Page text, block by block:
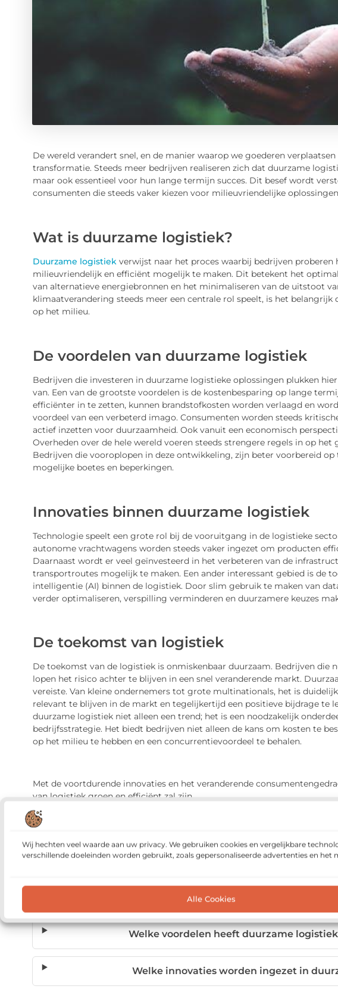
Wij hechten veel waarde aan uw privacy. We gebruiken cookies en vergelijkbare
verschillende doeleinden worden gebruikt, zoals gepersonaliseerde advertenties en het
Alle Cookies
De wereld verandert snel, en de manier waarop we goederen
transformatie. Steeds meer bedrijven realiseren zich dat duurzame
maar ook essentieel voor hun lange termijn succes. Dit besef wordt
consumenten die steeds vaker kiezen voor milieuvriendelijke
Wat is duurzame logistiek?
Duurzame logistiekverwijst naar het proces waarbij bedrijven proberen
milieuvriendelijk en efficiënt mogelijk te maken. Dit betekent het
van alternatieve energiebronnen en het minimaliseren van de uitstoot
klimaatverandering steeds meer een centrale rol speelt, is het
op het milieu.
De voordelen van duurzame logistiek
Bedrijven die investeren in duurzame logistieke oplossingen plukken
van. Een van de grootste voordelen is de kostenbesparing op lange
efficiënter in te zetten, kunnen brandstofkosten worden verlaagd en
voordeel van een verbeterd imago. Consumenten worden steeds
actief inzetten voor duurzaamheid. Ook vanuit een economisch
Overheden over de hele wereld voeren steeds strengere regels in op
Bedrijven die vooroplopen in deze ontwikkeling, zijn beter voorbereid
mogelijke boetes en beperkingen.
Innovaties binnen duurzame logistiek
Technologie speelt een grote rol bij de vooruitgang in de logistieke
autonome vrachtwagens worden steeds vaker ingezet om producten
Daarnaast wordt er veel geïnvesteerd in het verbeteren van de
transportroutes mogelijk te maken. Een ander interessant gebied is de
intelligentie (AI) binnen de logistiek. Door slim gebruik te maken van
verder optimaliseren, verspilling verminderen en duurzamere keuzes
De toekomst van logistiek
De toekomst van de logistiek is onmiskenbaar duurzaam. Bedrijven die
lopen het risico achter te blijven in een snel veranderende markt.
vereiste. Van kleine ondernemers tot grote multinationals, het is
relevant te blijven in de markt en tegelijkertijd een positieve bijdrage te
duurzame logistiek niet alleen een trend; het is een noodzakelijk
bedrijfsstrategie. Het biedt bedrijven niet alleen de kans om kosten te
op het milieu te hebben en een concurrentievoordeel te behalen.
Met de voortdurende innovaties en het veranderende
van logistiek groen en efficiënt zal zijn.
Veelgestelde vragen
Wat is duurzame logistiek
Welke voordelen heeft duurzame
Welke innovaties worden ingezet in